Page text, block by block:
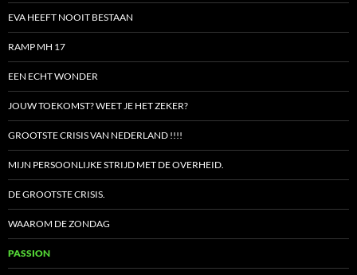
EVA HEEFT NOOIT BESTAAN
RAMP MH 17
EEN ECHT WONDER
JOUW TOEKOMST? WEET JE HET ZEKER?
GROOTSTE CRISIS VAN NEDERLAND !!!!
MIJN PERSOONLIJKE STRIJD MET DE OVERHEID.
DE GROOTSTE CRISIS.
WAAROM DE ZONDAG
PASSION